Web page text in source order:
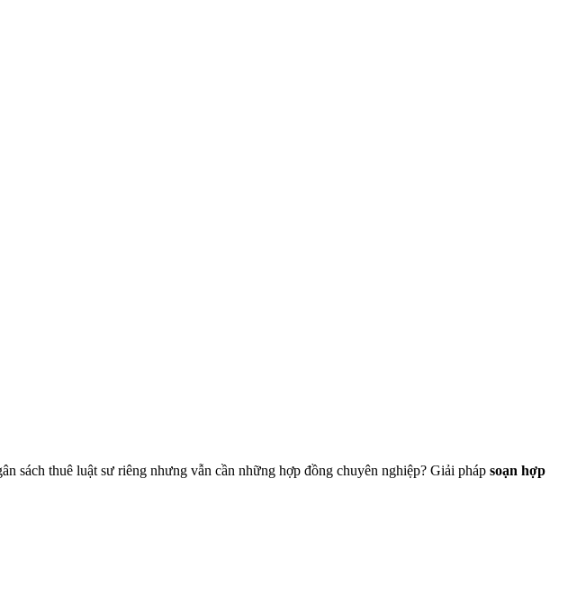
sách thuê luật sư riêng nhưng vẫn cần những hợp đồng chuyên nghiệp? Giải pháp soạn hợp